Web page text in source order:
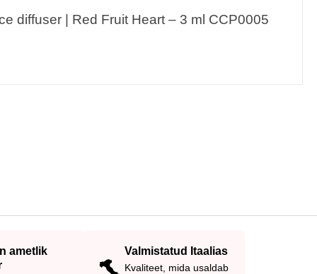
diffuser | Red Fruit Heart – 3 ml CCP0005
ametlik
Valmistatud Itaalias
Kvaliteet, mida usaldab